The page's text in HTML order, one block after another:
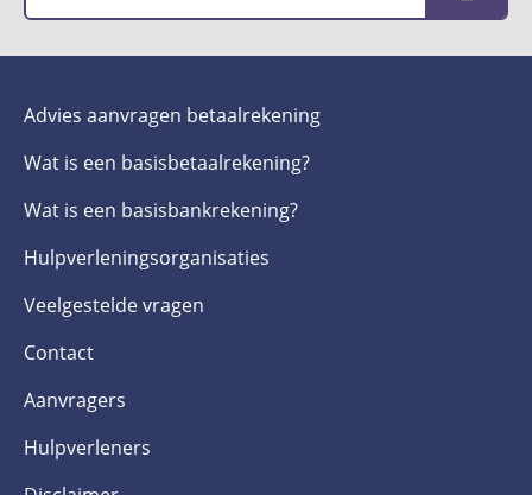
Advies aanvragen betaalrekening
Wat is een basis­betaalrekening?
Wat is een basis­bankrekening?
Hulpverlenings­organisaties
Veelgestelde­ vragen
Contact
Aanvragers
Hulpverleners